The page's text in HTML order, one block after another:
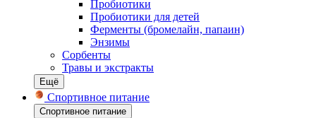
Пробиотики
Пробиотики для детей
Ферменты (бромелайн, папаин)
Энзимы
Сорбенты
Травы и экстракты
Ещё
Спортивное питание
Спортивное питание